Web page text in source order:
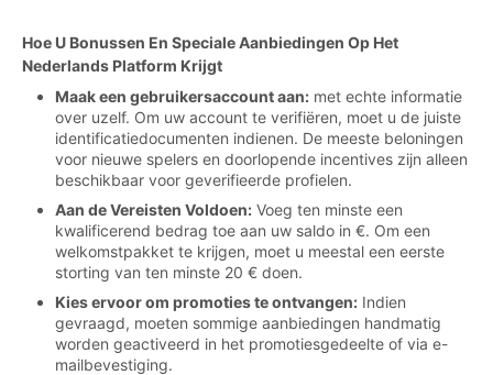
Hoe U Bonussen En Speciale Aanbiedingen Op Het
Nederlands Platform Krijgt
Maak een gebruikersaccount aan: met echte informatie
over uzelf. Om uw account te verifiëren, moet u de juiste
identificatiedocumenten indienen. De meeste beloningen
voor nieuwe spelers en doorlopende incentives zijn alleen
beschikbaar voor geverifieerde profielen.
Aan de Vereisten Voldoen: Voeg ten minste een
kwalificerend bedrag toe aan uw saldo in €. Om een
welkomstpakket te krijgen, moet u meestal een eerste
storting van ten minste 20 € doen.
Kies ervoor om promoties te ontvangen: Indien
gevraagd, moeten sommige aanbiedingen handmatig
worden geactiveerd in het promotiesgedeelte of via e-
mailbevestiging.